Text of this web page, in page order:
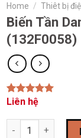
Home / Thiêt bị
Biến Tần
(132F0058)
Rated5.00
based on
1
customer
Liên hệ
Biến Tần Danfoss